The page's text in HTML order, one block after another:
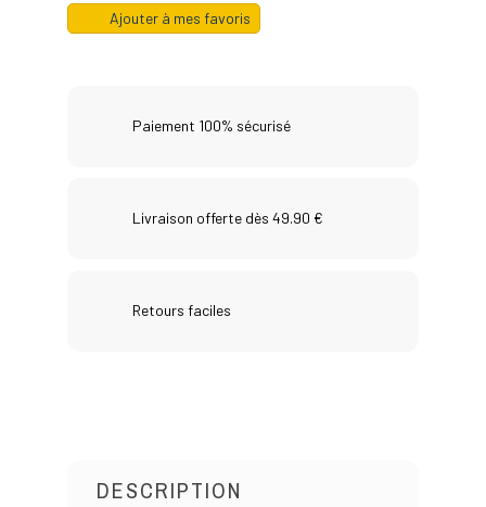
Ajouter à mes favoris
Paiement 100% sécurisé
Livraison offerte dès 49.90 €
Retours faciles
DESCRIPTION